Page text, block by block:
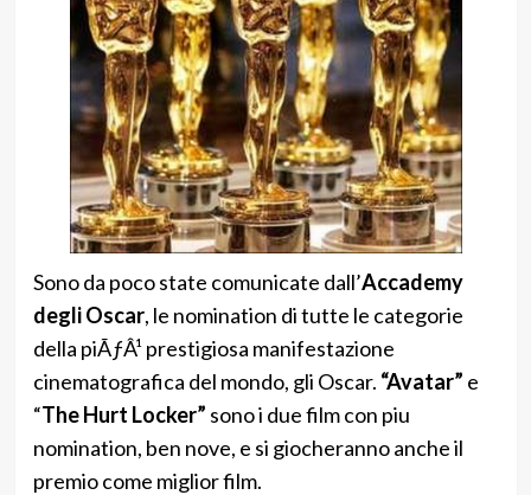
Sono da poco state comunicate dall’Accademy
degli Oscar, le nomination di tutte le categorie
della piÃƒÂ¹ prestigiosa manifestazione
cinematografica del mondo, gli Oscar. “Avatar” e
“The Hurt Locker” sono i due film con piu
nomination, ben nove, e si giocheranno anche il
premio come miglior film.